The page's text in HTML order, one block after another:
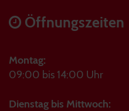
Öffnungszeiten
Montag:
09:00 bis 14:00 Uhr
Dienstag bis Mittwoch: